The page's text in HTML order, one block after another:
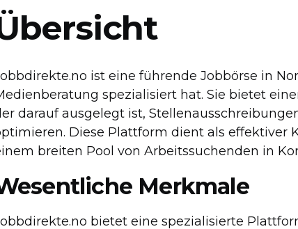
ist eine führende Jobbörse in
spezialisiert hat. Sie bietet
darauf ausgelegt ist,
Diese Plattform dient als effektiver
breiten Pool von Arbeitssuchenden in
Merkmale
bietet eine spezialisierte